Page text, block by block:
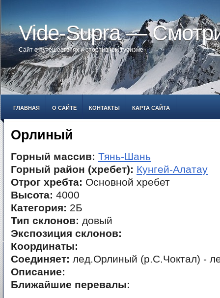
Vide-Supra —
Сайт о путешествиях и спортивном туризме
ГЛАВНАЯ О САЙТЕ КОНТАКТЫ КАРТА САЙТА
Орлиный
Горный массив: Тянь-Шань
Горный район (хребет): Кунгей-Алатау
Отрог хребта: Основной хребет
Высота: 4000
Категория: 2Б
Тип склонов: довый
Экспозиция склонов:
Координаты:
Соединяет: лед.Орлиный (р.С.Чоктал) -
Описание:
Ближайшие перевалы: